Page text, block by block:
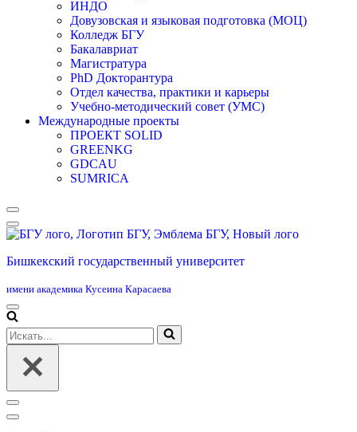
ИНДО
Довузовская и языковая подготовка (МОЦ)
Колледж БГУ
Бакалавриат
Магистратура
PhD Докторантура
Отдел качества, практики и карьеры
Учебно-методический совет (УМС)
Международные проекты
ПРОЕКТ SOLID
GREENKG
GDCAU
SUMRICA
Меню
навигации
Бишкекский государственный университет
имени академика Кусеина Карасаева
Меню
навигации
Искать...
Меню
навигации